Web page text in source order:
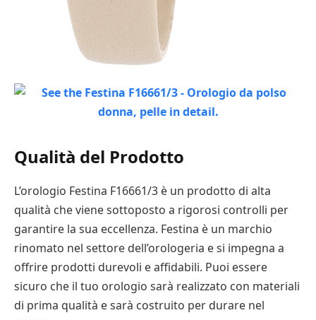
Qualità del Prodotto
L’orologio Festina F16661/3 è un prodotto di alta
qualità che viene sottoposto a rigorosi controlli per
garantire la sua eccellenza. Festina è un marchio
rinomato nel settore dell’orologeria e si impegna a
offrire prodotti durevoli e affidabili. Puoi essere
sicuro che il tuo orologio sarà realizzato con materiali
di prima qualità e sarà costruito per durare nel